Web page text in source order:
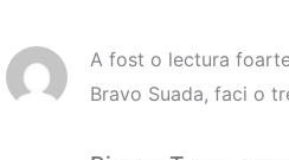
la cliențiA fost o lectura
Bravo Suada, faci o